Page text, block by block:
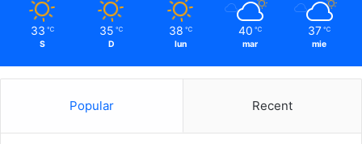
33 ℃
S
35 ℃
D
38 ℃
lun
40 ℃
mar
37 ℃
mie
Popular Recent